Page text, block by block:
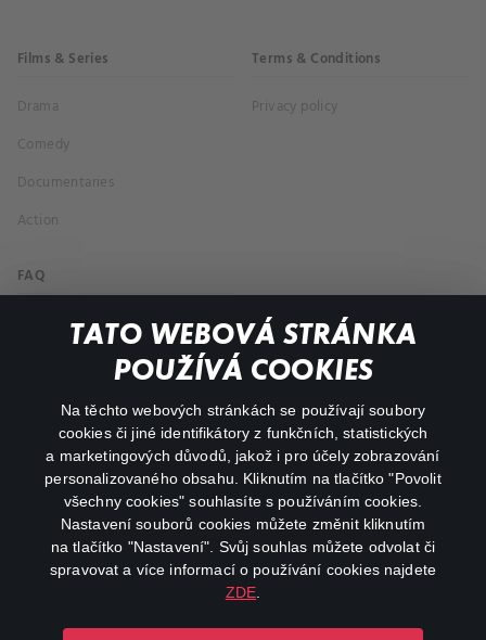
TATO WEBOVÁ STRÁNKA
POUŽÍVÁ COOKIES
Na těchto webových stránkách se používají soubory
cookies či jiné identifikátory z funkčních, statistických
a marketingových důvodů, jakož i pro účely zobrazování
personalizovaného obsahu. Kliknutím na tlačítko "Povolit
všechny cookies" souhlasíte s používáním cookies.
Nastavení souborů cookies můžete změnit kliknutím
na tlačítko "Nastavení". Svůj souhlas můžete odvolat či
spravovat a více informací o používání cookies najdete
ZDE
Films & Series
Drama
Comedy
Documentaries
Action
Terms & Conditions
Privacy policy
FAQ
My profile
facebookinstagram
youtube